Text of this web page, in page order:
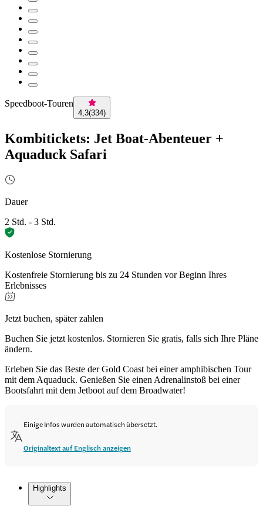
Speedboot-Touren
4,3(334)
Kombitickets: Jet Boat-Abenteuer +
Aquaduck Safari
Dauer
2 Std. - 3 Std.
Kostenlose Stornierung
Kostenfreie Stornierung bis zu 24 Stunden vor Beginn Ihres
Erlebnisses
Jetzt buchen, später zahlen
Buchen Sie jetzt kostenlos. Stornieren Sie gratis, falls sich Ihre Pläne
ändern.
Erleben Sie das Beste der Gold Coast bei einer amphibischen Tour
mit dem Aquaduck. Genießen Sie einen Adrenalinstoß bei einer
Bootsfahrt mit dem Jetboot auf dem Broadwater!
Einige Infos wurden automatisch übersetzt.
Originaltext auf Englisch anzeigen
Highlights